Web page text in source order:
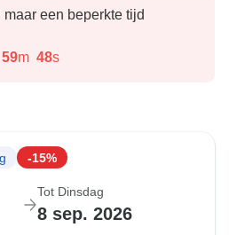
een beperkte tijd
59m 47s
-15%
Tot Dinsdag
8 sep. 2026